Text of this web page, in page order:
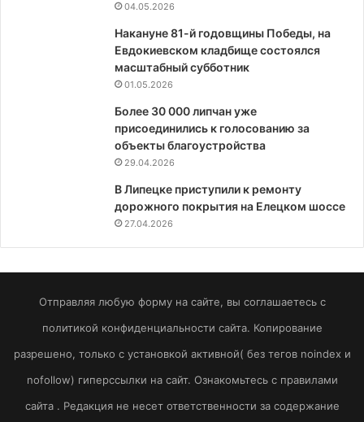
04.05.2026
Накануне 81-й годовщины Победы, на
Евдокиевском кладбище состоялся
масштабный субботник
01.05.2026
Более 30 000 липчан уже
присоединились к голосованию за
объекты благоустройства
29.04.2026
В Липецке приступили к ремонту
дорожного покрытия на Елецком шоссе
27.04.2026
Отправляя любую форму на сайте, вы соглашаетесь с
политикой конфиденциальности сайта. Копирование
разрешено, только с установкой активной( без тегов noindex и
nofollow) гиперссылки на сайт. Ознакомьтесь с правилами
сайта . Редакция не несет ответственности за содержание